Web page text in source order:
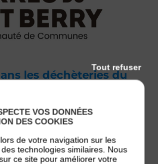
les déchèteries du
aux fortes chaleurs estivales et
d’accueil des usagers, les
Saint-Martin-d’Auxigny et
aménagés du 15 juin au
VOS DONNÉES
DES COOKIES
de votre navigation sur les
technologies similaires. Nous
ce site pour améliorer votre
Tout refuser